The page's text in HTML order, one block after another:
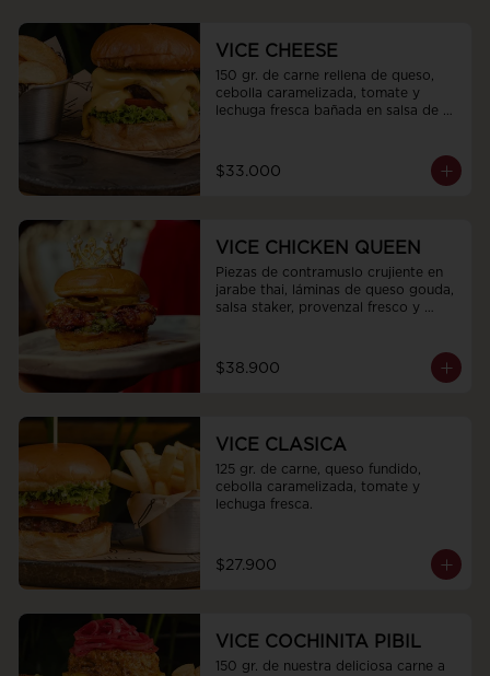
VICE CHEESE
150 gr. de carne rellena de queso,
cebolla caramelizada, tomate y
lechuga fresca bañada en salsa de
$33.000
VICE CHICKEN QUEEN
Piezas de contramuslo crujiente en
jarabe thai, láminas de queso gouda,
salsa staker, provenzal fresco y
$38.900
VICE CLASICA
125 gr. de carne, queso fundido,
cebolla caramelizada, tomate y
lechuga fresca.
$27.900
VICE COCHINITA PIBIL
150 gr. de nuestra deliciosa carne a